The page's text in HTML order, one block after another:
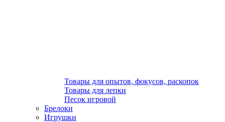
Товары для опытов, фокусов, раскопок
Товары для лепки
Песок игровой
Брелоки
Игрушки